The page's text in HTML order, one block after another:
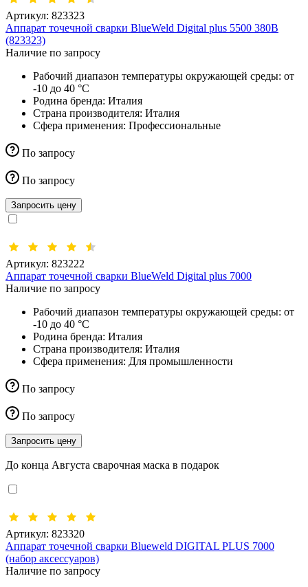
Артикул: 823323
Аппарат точечной сварки BlueWeld Digital plus 5500 380В
(823323)
Наличие по запросу
Рабочий диапазон температуры окружающей среды: от
-10 до 40 °С
Родина бренда: Италия
Страна производителя: Италия
Сфера применения: Профессиональные
По запросу
По запросу
Запросить цену
Артикул: 823222
Аппарат точечной сварки BlueWeld Digital plus 7000
Наличие по запросу
Рабочий диапазон температуры окружающей среды: от
-10 до 40 °С
Родина бренда: Италия
Страна производителя: Италия
Сфера применения: Для промышленности
По запросу
По запросу
Запросить цену
До конца Августа сварочная маска в подарок
Артикул: 823320
Аппарат точечной сварки Blueweld DIGITAL PLUS 7000
(набор аксессуаров)
Наличие по запросу